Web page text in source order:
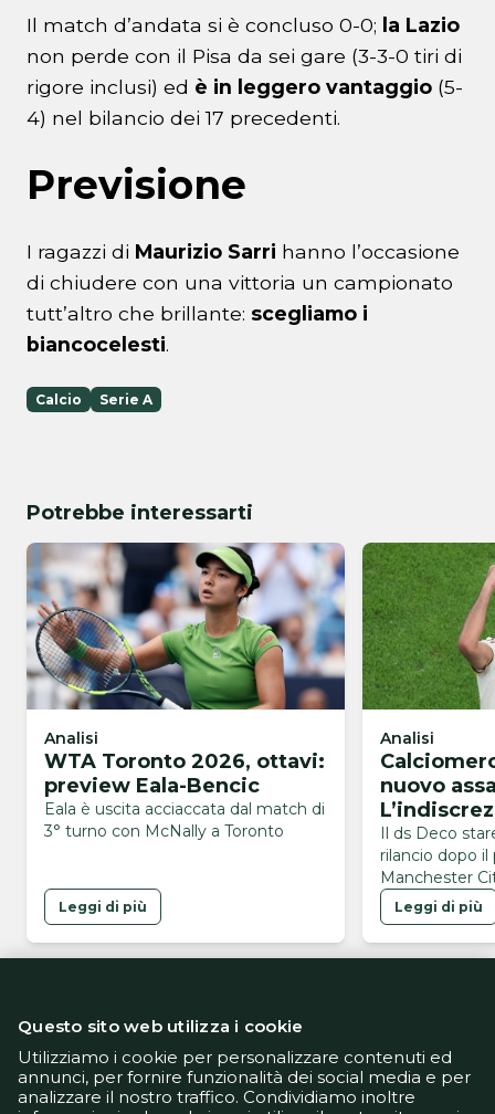
Il match d’andata si è concluso 0-0; la Lazio
non perde con il Pisa da sei gare (3-3-0 tiri di
rigore inclusi) ed è in leggero vantaggio (5-
4) nel bilancio dei 17 precedenti.
Previsione
I ragazzi di Maurizio Sarri hanno l’occasione
di chiudere con una vittoria un campionato
tutt’altro che brillante: scegliamo i
biancocelesti.
Calcio Serie A
Potrebbe interessarti
Analisi
WTA Toronto 2026, ottavi:
preview Eala-Bencic
Eala è uscita acciaccata dal match di
3° turno con McNally a Toronto
Leggi di più
Analisi
nuovo
del
Il ds Deco
rilancio dopo
Manchester
avrebbe già
volontà di
blaugrana
Leggi di più
Informativa Privacy
Questo sito web utilizza i cookie
Utilizziamo i cookie per personalizzare contenuti ed
annunci, per fornire funzionalità dei social media e per
analizzare il nostro traffico. Condividiamo inoltre